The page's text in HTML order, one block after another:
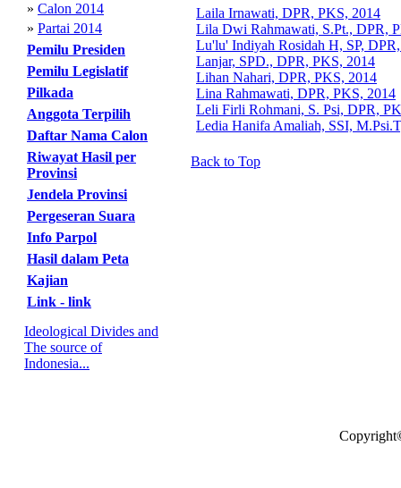
» Calon 2014
» Partai 2014
Pemilu Presiden
Pemilu Legislatif
Pilkada
Anggota Terpilih
Daftar Nama Calon
Riwayat Hasil per
Provinsi
Jendela Provinsi
Pergeseran Suara
Info Parpol
Hasil dalam Peta
Kajian
Link - link
Ideological Divides and
The source of
Indonesia...
Laila Irnawati, DPR, PKS, 2014
Lila Dwi Rahmawati, S.Pt., DPR,
Lu'lu' Indiyah Rosidah H, SP,
Lanjar, SPD., DPR, PKS, 2014
Lihan Nahari, DPR, PKS, 2014
Lina Rahmawati, DPR, PKS, 2014
Leli Firli Rohmani, S. Psi, DPR,
Ledia Hanifa Amaliah, SSI,
Back to Top